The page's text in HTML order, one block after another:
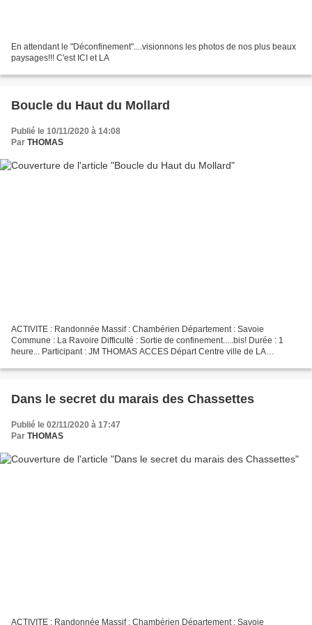
En attendant le "Déconfinement"....visionnons les photos de nos plus beaux
paysages!!! C'est ICI et LA
Boucle du Haut du Mollard
Publié le 10/11/2020 à 14:08
Par THOMAS
ACTIVITE : Randonnée Massif : Chambérien Département : Savoie
Commune : La Ravoire Difficulté : Sortie de confinement.....bis! Durée : 1
heure... Participant : JM THOMAS ACCES Départ Centre ville de LA
Dans le secret du marais des Chassettes
Publié le 02/11/2020 à 17:47
Par THOMAS
ACTIVITE : Randonnée Massif : Chambérien Département : Savoie